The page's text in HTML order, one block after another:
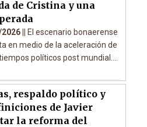
de Cristina y una
||
El escenario bonaerense
en medio de la aceleración de
políticos post mundial....
respaldo político y
de Javier
la reforma del